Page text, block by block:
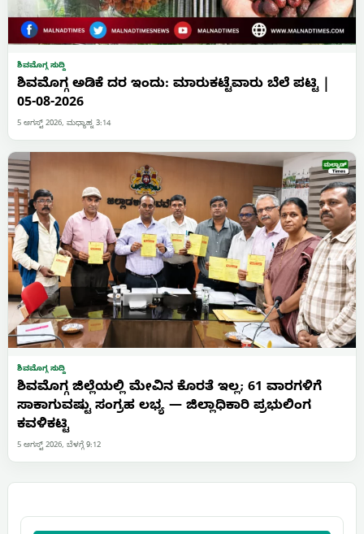
ಶಿವಮೊಗ್ಗ ಸುದ್ದಿ
ಶಿವಮೊಗ್ಗ ಅಡಿಕೆ ದರ ಇಂದು: ಮಾರುಕಟ್ಟೆವಾರು ಬೆಲೆ ಪಟ್ಟಿ |
05-08-2026
5 ಆಗಸ್ಟ್ 2026, ಮಧ್ಯಾಹ್ನ 3:14
ಶಿವಮೊಗ್ಗ ಸುದ್ದಿ
ಶಿವಮೊಗ್ಗ ಜಿಲ್ಲೆಯಲ್ಲಿ ಮೇವಿನ ಕೊರತೆ ಇಲ್ಲ; 61 ವಾರಗಳಿಗೆ
ಸಾಕಾಗುವಷ್ಟು ಸಂಗ್ರಹ ಲಭ್ಯ — ಜಿಲ್ಲಾಧಿಕಾರಿ ಪ್ರಭುಲಿಂಗ
ಕವಳಿಕಟ್ಟಿ
5 ಆಗಸ್ಟ್ 2026, ಬೆಳಗ್ಗೆ 9:12